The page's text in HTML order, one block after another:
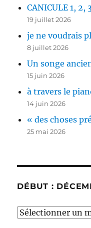
CANICULE 1, 2,
19 juillet 2026
je ne voudrais
8 juillet 2026
Un songe
15 juin 2026
à travers le
14 juin 2026
« des choses
25 mai 2026
DÉBUT :
début